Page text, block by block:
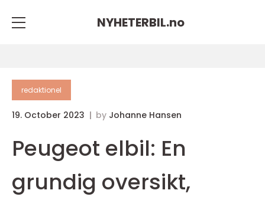
NYHETERBIL.no
redaktionel
19. October 2023 by Johanne Hansen
Peugeot elbil: En
grundig oversikt,